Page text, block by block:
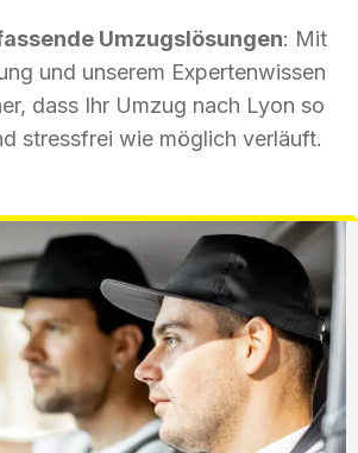
Umzugslösungen: Mit
und unserem Expertenwissen
dass Ihr Umzug nach Lyon so
stressfrei wie möglich verläuft.